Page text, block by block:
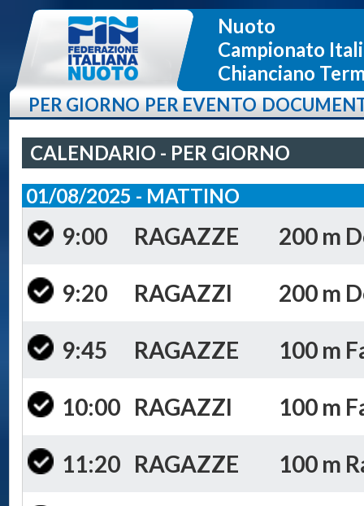
Nuoto
Campionato
Chianciano
PER GIORNO PER EVENTO
CALENDARIO - PER GIORNO
01/08/2025 - MATTINO
9:00 RAGAZZE 200 m
9:20 RAGAZZI 200 m
9:45 RAGAZZE 100 m
10:00 RAGAZZI 100 m
11:20 RAGAZZE 100 m